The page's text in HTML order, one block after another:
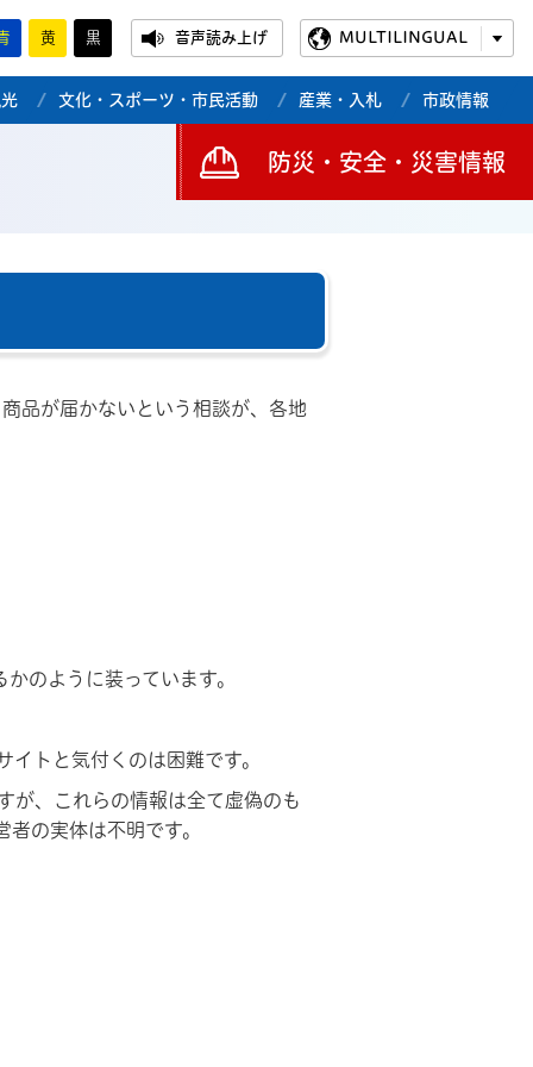
黄 黒 音声読み上げ MULTILINGUAL
文化・スポーツ・市民活動 産業・入札 市政情報
防災・安全・災害情報
品が届かないという相談が、各地
のように装っています。
トと気付くのは困難です。
が、これらの情報は全て虚偽のも
の実体は不明です。